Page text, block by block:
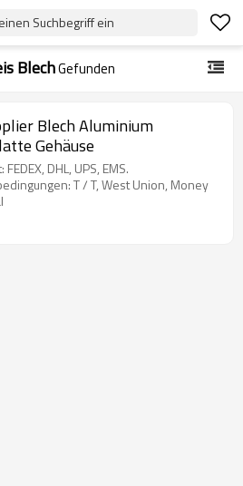
Suchbegriff ein
BlechGefunden
Blech Aluminium
Gehäuse
DHL, UPS, EMS.
T / T, West Union, Money